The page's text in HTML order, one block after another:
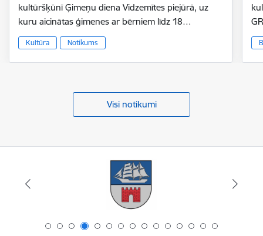
kultūršķūnī Ģimeņu diena Vidzemītes piejūrā, uz
kuru aicinātas ģimenes ar bērniem līdz 18…
Kultūra Notikums
Visi notikumi